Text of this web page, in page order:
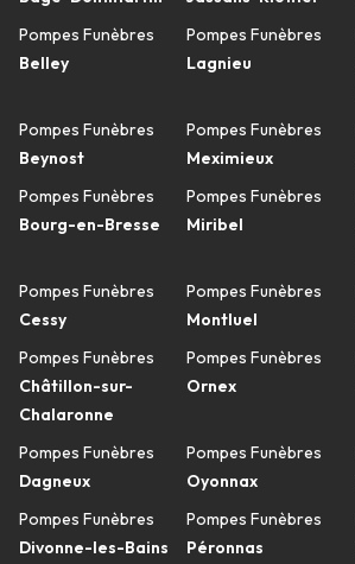
Pompes Funèbres
Belley
Pompes Funèbres
Beynost
Pompes Funèbres
Bourg-en-Bresse
Pompes Funèbres
Cessy
Pompes Funèbres
Châtillon-sur-
Chalaronne
Pompes Funèbres
Dagneux
Pompes Funèbres
Divonne-les-Bains
Pompes Funèbres
Lagnieu
Pompes Funèbres
Meximieux
Pompes Funèbres
Miribel
Pompes Funèbres
Montluel
Pompes Funèbres
Ornex
Pompes Funèbres
Oyonnax
Pompes Funèbres
Péronnas